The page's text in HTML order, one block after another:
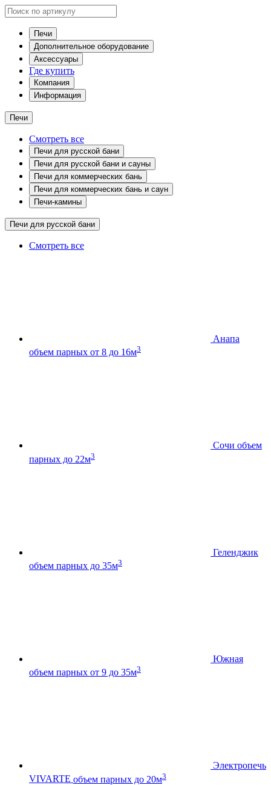
Печи
Дополнительное оборудование
Аксессуары
Где купить
Компания
Информация
Печи
Смотреть все
Печи для русской бани
Печи для русской бани и сауны
Печи для коммерческих бань
Печи для коммерческих бань и саун
Печи-камины
Печи для русской бани
Смотреть все
Анапа
объем парных от 8 до 16м3
Сочи объем
парных до 22м3
Геленджик
объем парных до 35м3
Южная
объем парных от 9 до 35м3
Электропечь
VIVARTE объем парных до 20м3